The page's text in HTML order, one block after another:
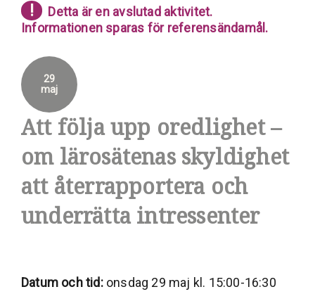
!
Detta är en avslutad aktivitet.
Informationen sparas för referensändamål.
Att följa upp oredlighet –
om lärosätenas skyldighet
att återrapportera och
underrätta intressenter
29
maj
Datum och tid:onsdag 29 maj kl. 15:00-16:30